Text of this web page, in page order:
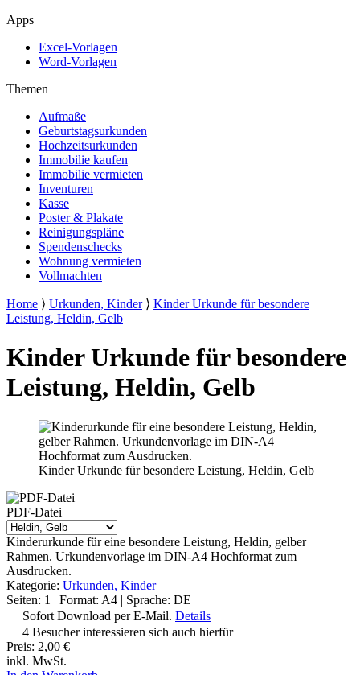
Apps
Excel-Vorlagen
Word-Vorlagen
Themen
Aufmaße
Geburtstagsurkunden
Hochzeitsurkunden
Immobilie kaufen
Immobilie vermieten
Inventuren
Kasse
Poster & Plakate
Reinigungspläne
Spendenschecks
Wohnung vermieten
Vollmachten
Home ⟩ Urkunden, Kinder ⟩ Kinder Urkunde für besondere
Leistung, Heldin, Gelb
Kinder Urkunde für besondere
Leistung, Heldin, Gelb
Kinder Urkunde für besondere Leistung, Heldin, Gelb
PDF-Datei
Kinderurkunde für eine besondere Leistung, Heldin, gelber
Rahmen. Urkundenvorlage im DIN-A4 Hochformat zum
Ausdrucken.
Kategorie: Urkunden, Kinder
Seiten: 1 | Format: A4 | Sprache: DE
Sofort Download per E-Mail. Details
4 Besucher interessieren sich auch hierfür
Preis: 2,00 €
inkl. MwSt.